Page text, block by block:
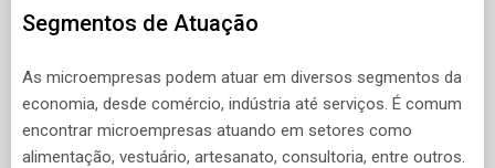
Segmentos de Atuação
As microempresas podem atuar em diversos segmentos da
economia, desde comércio, indústria até serviços. É comum
encontrar microempresas atuando em setores como
alimentação, vestuário, artesanato, consultoria, entre outros.